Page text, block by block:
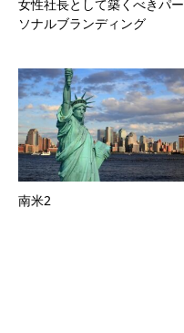
女性社長として築くべきパー
ソナルブランディング
南米2